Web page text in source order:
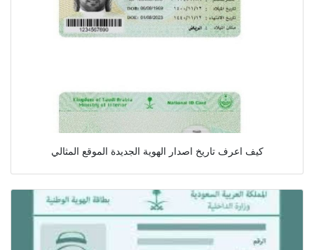
كيف اعرف تاريخ اصدار الهوية الجديدة الموقع المثالي